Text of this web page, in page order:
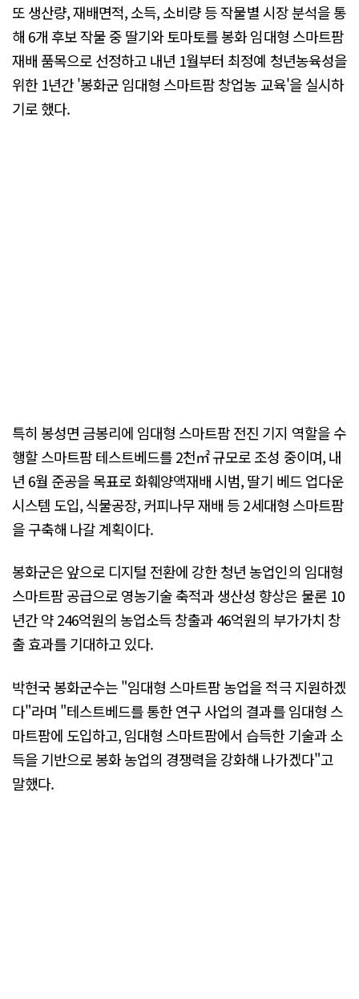
또 생산량, 재배면적, 소득, 소비량 등 작물별 시장 분석을 통
해 6개 후보 작물 중 딸기와 토마토를 봉화 임대형 스마트팜
재배 품목으로 선정하고 내년 1월부터 최정예 청년농육성을
위한 1년간 '봉화군 임대형 스마트팜 창업농 교육'을 실시하
기로 했다.
특히 봉성면 금봉리에 임대형 스마트팜 전진 기지 역할을 수
행할 스마트팜 테스트베드를 2천㎡ 규모로 조성 중이며, 내
년 6월 준공을 목표로 화훼양액재배 시범, 딸기 베드 업다운
시스템 도입, 식물공장, 커피나무 재배 등 2세대형 스마트팜
을 구축해 나갈 계획이다.
봉화군은 앞으로 디지털 전환에 강한 청년 농업인의 임대형
스마트팜 공급으로 영농기술 축적과 생산성 향상은 물론 10
년간 약 246억원의 농업소득 창출과 46억원의 부가가치 창
출 효과를 기대하고 있다.
박현국 봉화군수는 "임대형 스마트팜 농업을 적극 지원하겠
다"라며 "테스트베드를 통한 연구 사업의 결과를 임대형 스
마트팜에 도입하고, 임대형 스마트팜에서 습득한 기술과 소
득을 기반으로 봉화 농업의 경쟁력을 강화해 나가겠다"고
말했다.